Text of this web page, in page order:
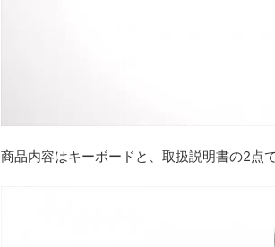
商品内容はキーボードと、取扱説明書の2点